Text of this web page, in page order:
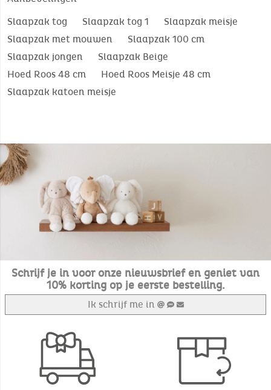
Slaapzak tog
Slaapzak tog 1
Slaapzak meisje
Slaapzak met mouwen
Slaapzak 100 cm
Slaapzak jongen
Slaapzak Beige
Hoed Roos 48 cm
Hoed Roos Meisje 48 cm
Slaapzak katoen meisje
Schrijf je in voor onze nieuwsbrief en geniet van
10% korting op je eerste bestelling.
Ik schrijf me in